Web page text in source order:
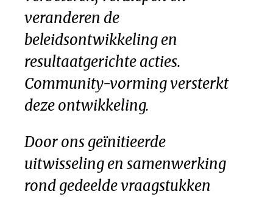
veranderen de
beleidsontwikkeling en
resultaatgerichte acties.
Community-vorming versterkt
deze ontwikkeling.
Door ons geïnitieerde
uitwisseling en samenwerking
rond gedeelde vraagstukken